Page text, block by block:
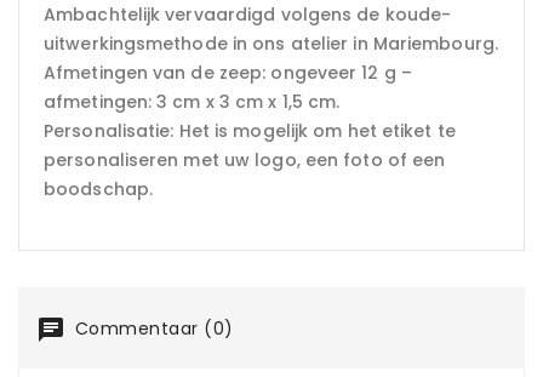
Ambachtelijk vervaardigd volgens de koude-
uitwerkingsmethode in ons atelier in Mariembourg.
Afmetingen van de zeep: ongeveer 12 g –
afmetingen: 3 cm x 3 cm x 1,5 cm.
Personalisatie: Het is mogelijk om het etiket te
personaliseren met uw logo, een foto of een
boodschap.
Commentaar (0)